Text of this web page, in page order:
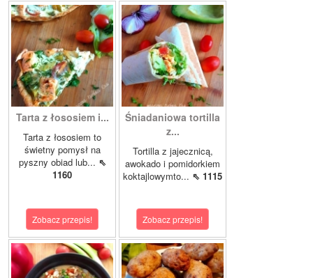
Tarta z łososiem i...
Tarta z łososiem to
świetny pomysł na
pyszny obiad lub... ⇖
1160
Zobacz przepis!
Śniadaniowa tortilla
z...
Tortilla z jajecznicą,
awokado i pomidorkiem
koktajlowymto... ⇖ 1115
Zobacz przepis!